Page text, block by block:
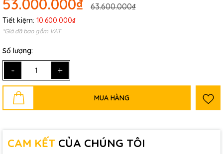
53.000.000₫ 63.600.000₫
Tiết kiệm: 10.600.000₫
*Giá đã bao gồm VAT
Số lượng:
- +
MUA HÀNG
CAM KẾT CỦA CHÚNG TÔI